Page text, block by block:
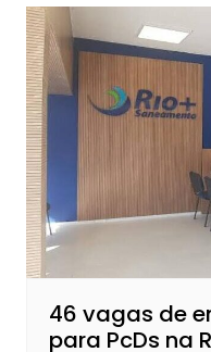
46 vagas de
para PcDs na